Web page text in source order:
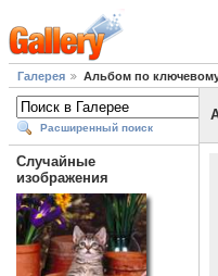
Галерея Альбом по
Расширенный поиск
Случайные
изображения